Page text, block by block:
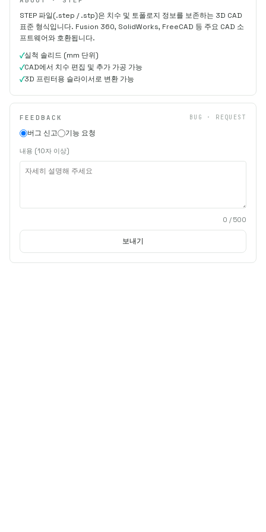
STEP 파일(.step / .stp)은 치수 및 토폴로지 정보를 보존하는 3D CAD
표준 형식입니다. Fusion 360, SolidWorks, FreeCAD 등 주요 CAD 소
프트웨어와 호환됩니다.
실척 솔리드 (mm 단위)
CAD에서 치수 편집 및 추가 가공 가능
3D 프린터용 슬라이서로 변환 가능
FEEDBACK BUG · REQUEST
버그 신고 기능 요청
내용 (10자 이상)
0 / 500
보내기